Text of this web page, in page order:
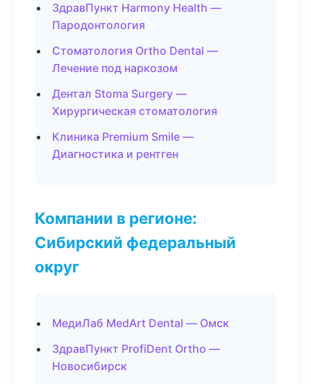
ЗдравПункт Harmony Health —
Пародонтология
Стоматология Ortho Dental —
Лечение под наркозом
Дентал Stoma Surgery —
Хирургическая стоматология
Клиника Premium Smile —
Диагностика и рентген
Компании в регионе:
Сибирский федеральный
округ
МедиЛаб MedArt Dental — Омск
ЗдравПункт ProfiDent Ortho —
Новосибирск